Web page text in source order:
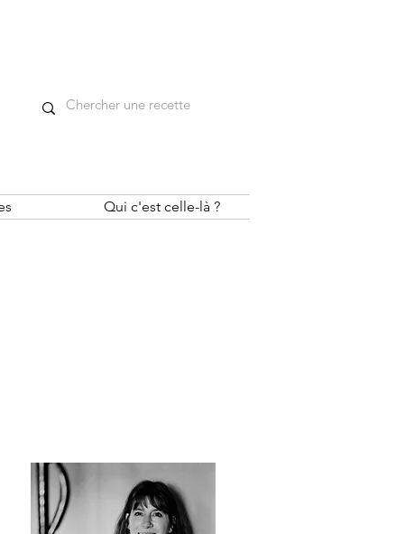
Qui c'est celle-là ?